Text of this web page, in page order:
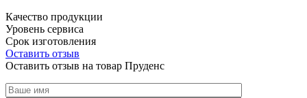
Качество продукции
Уровень сервиса
Срок изготовления
Оставить отзыв
Оставить отзыв на товар Пруденс